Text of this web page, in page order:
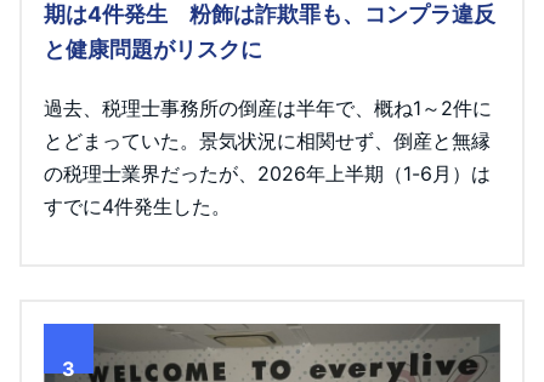
期は4件発生 粉飾は詐欺罪も、コンプラ違反
と健康問題がリスクに
過去、税理士事務所の倒産は半年で、概ね1～2件に
とどまっていた。景気状況に相関せず、倒産と無縁
の税理士業界だったが、2026年上半期（1-6月）は
すでに4件発生した。
3